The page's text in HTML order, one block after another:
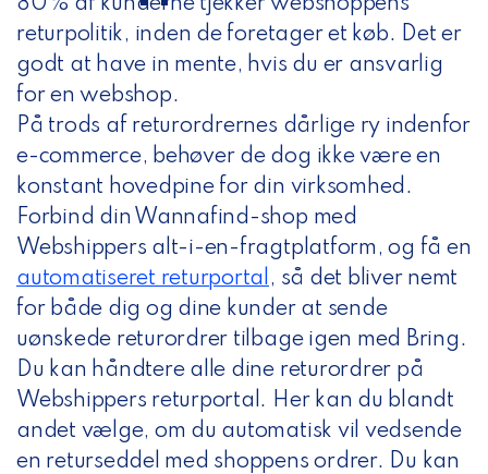
returpolitik, inden de foretager et køb. Det er
godt at have in mente, hvis du er ansvarlig
for en webshop.
På trods af returordrernes dårlige ry indenfor
e-commerce, behøver de dog ikke være en
konstant hovedpine for din virksomhed.
Forbind din Wannafind-shop med
Webshippers alt-i-en-fragtplatform, og få en
automatiseret returportal , så det bliver nemt
for både dig og dine kunder at sende
uønskede returordrer tilbage igen med Bring.
Du kan håndtere alle dine returordrer på
Webshippers returportal. Her kan du blandt
andet vælge, om du automatisk vil vedsende
en returseddel med shoppens ordrer. Du kan